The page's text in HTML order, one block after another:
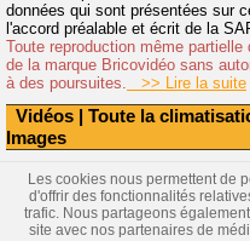
Vidéos | Toute la
Images
données qui sont présentées sur
l'accord préalable et écrit de la
Toute reproduction même
de la marque Bricovidéo sans
à des poursuites. >> Lire la suite
Les cookies nous permettent de
d'offrir des fonctionnalités
trafic. Nous partageons
site avec nos partenaires de